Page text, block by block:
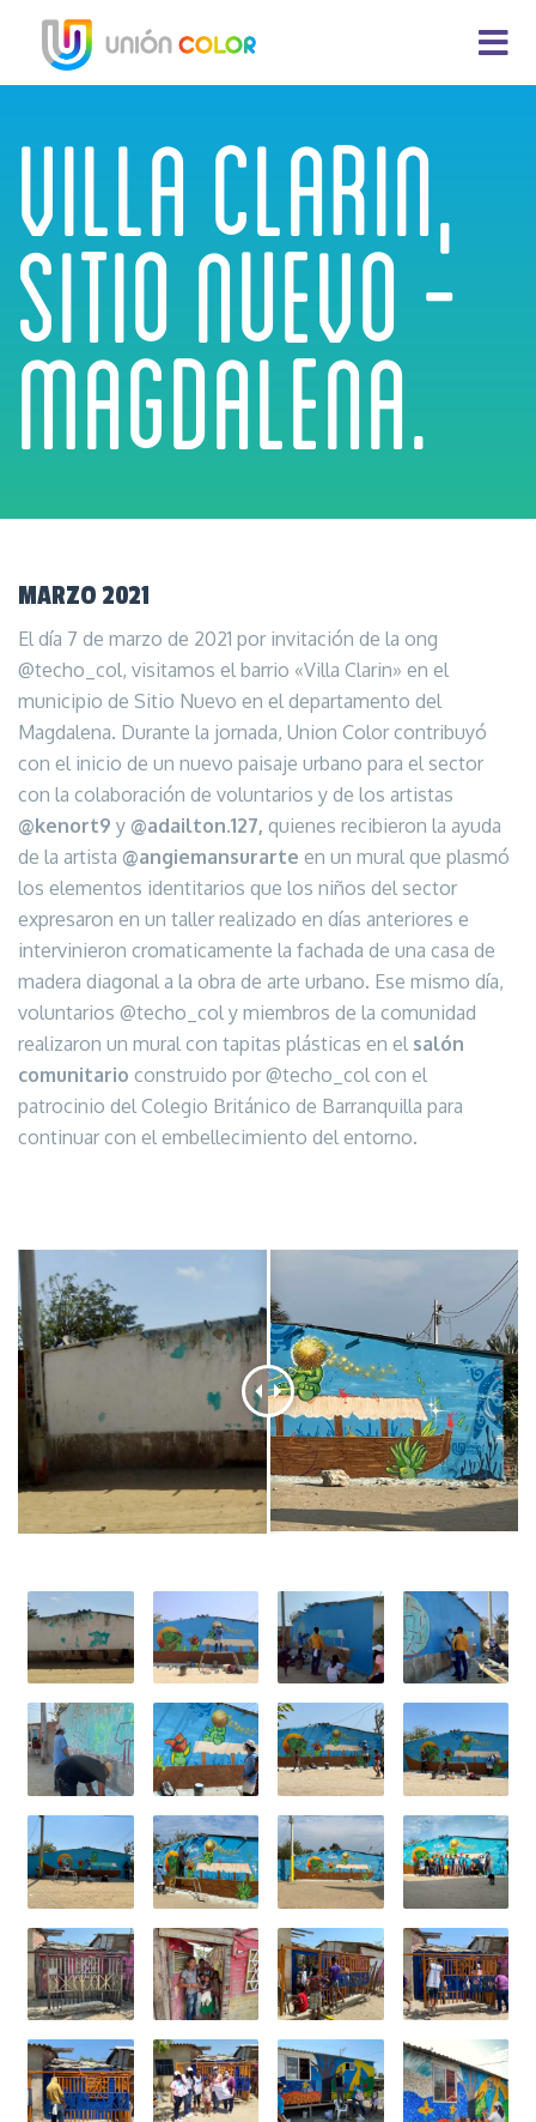
VILLA CLARIN,
SITIO NUEVO -
MAGDALENA.
MARZO 2021
El día 7 de marzo de 2021 por invitación de la ong
@techo_col, visitamos el barrio «Villa Clarin» en el
municipio de Sitio Nuevo en el departamento del
Magdalena. Durante la jornada, Union Color contribuyó
con el inicio de un nuevo paisaje urbano para el sector
con la colaboración de voluntarios y de los artistas
@kenort9 y @adailton.127, quienes recibieron la ayuda
de la artista @angiemansurarte en un mural que plasmó
los elementos identitarios que los niños del sector
expresaron en un taller realizado en días anteriores e
intervinieron cromaticamente la fachada de una casa de
madera diagonal a la obra de arte urbano. Ese mismo día,
voluntarios @techo_col y miembros de la comunidad
realizaron un mural con tapitas plásticas en el salón
comunitario construido por @techo_col con el
patrocinio del Colegio Británico de Barranquilla para
continuar con el embellecimiento del entorno.